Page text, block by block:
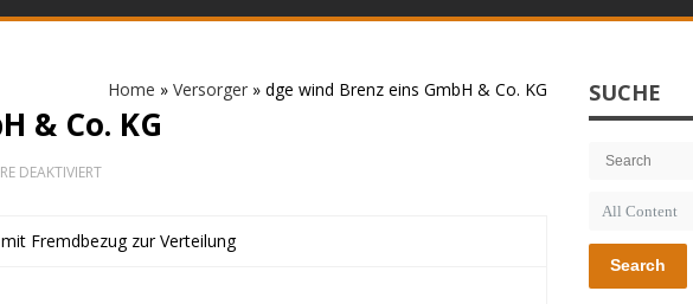
Home » Versorger » dge wind Brenz eins GmbH & Co. KG
& Co. KG
DEAKTIVIERTFÜR
EINS
Fremdbezug zur Verteilung
SUCHE
Search